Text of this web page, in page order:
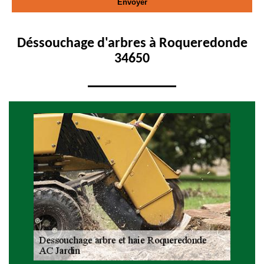
Déssouchage d'arbres à Roqueredonde
34650